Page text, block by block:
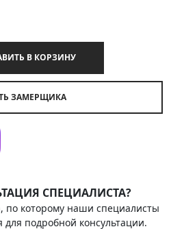
ДОБАВИТЬ В КОРЗИНУ
ВЫЗВАТЬ ЗАМЕРЩИКА
СПЕЦИАЛИСТА?
по которому наши специалисты
для подробной консультации.